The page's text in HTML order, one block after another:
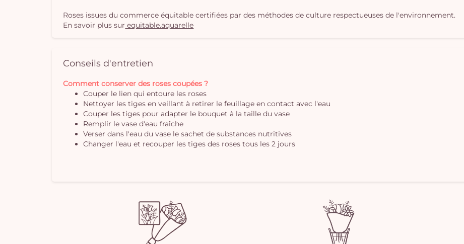
Roses issues du commerce équitable certifiées par des méthodes de culture respectueuses de l'environnement.
En savoir plus sur equitable.aquarelle
Conseils d'entretien
Comment conserver des roses coupées ?
Couper le lien qui entoure les roses
Nettoyer les tiges en veillant à retirer le feuillage en contact avec l'eau
Couper les tiges pour adapter le bouquet à la taille du vase
Remplir le vase d'eau fraîche
Verser dans l'eau du vase le sachet de substances nutritives
Changer l'eau et recouper les tiges des roses tous les 2 jours